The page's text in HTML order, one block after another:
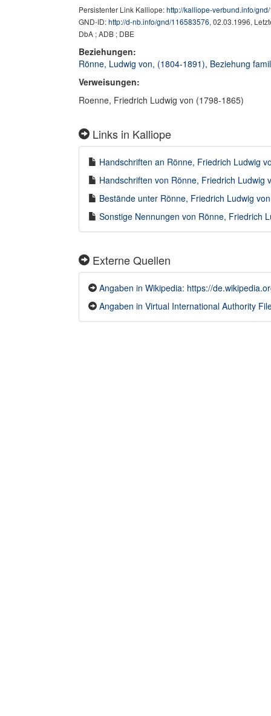
Persistenter Link Kalliope:http://kalliope-verbund.info/
GND-ID:http://d-nb.info/gnd/116583576, 02.03.1996,
DbA ; ADB ; DBE
Beziehungen:
Rönne, Ludwig von, (1804-1891), Beziehung
Verweisungen:
Roenne, Friedrich Ludwig von (1798-1865)
Links in Kalliope
Handschriften an Rönne, Friedrich Ludwig
Handschriften von Rönne, Friedrich Ludwig
Bestände unter Rönne, Friedrich Ludwig
Sonstige Nennungen von Rönne, Friedrich
Externe Quellen
Angaben in Wikipedia: https://
Angaben in Virtual International Authority